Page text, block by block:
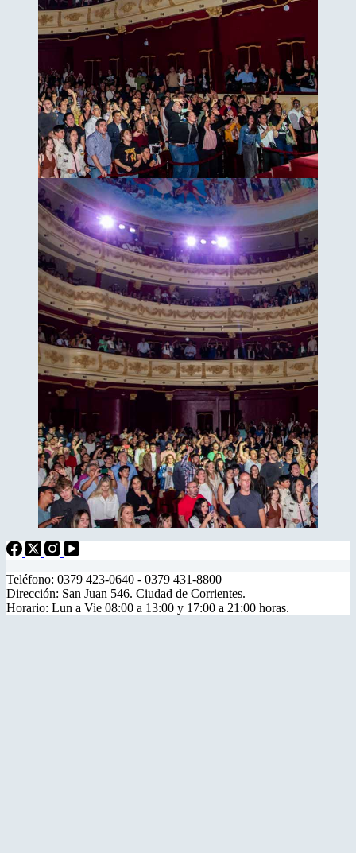
Teléfono: 0379 423-0640 - 0379 431-8800
Dirección: San Juan 546. Ciudad de Corrientes.
Horario: Lun a Vie 08:00 a 13:00 y 17:00 a 21:00 horas.